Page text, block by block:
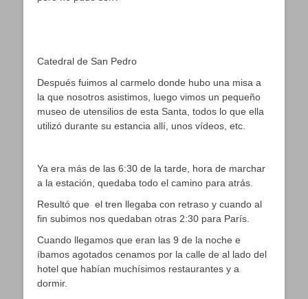
Catedral de San Pedro
Después fuimos al carmelo donde hubo una misa a
la que nosotros asistimos, luego vimos un pequeño
museo de utensilios de esta Santa, todos lo que ella
utilizó durante su estancia allí, unos vídeos, etc.
Ya era más de las 6:30 de la tarde, hora de marchar
a la estación, quedaba todo el camino para atrás.
Resultó que el tren llegaba con retraso y cuando al
fin subimos nos quedaban otras 2:30 para París.
Cuando llegamos que eran las 9 de la noche e
íbamos agotados cenamos por la calle de al lado del
hotel que habían muchísimos restaurantes y a
dormir.